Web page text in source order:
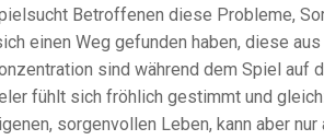
Betroffenen diese Probleme,
einen Weg gefunden haben, diese
sind während dem Spiel auf
fühlt sich fröhlich gestimmt und
sorgenvollen Leben, kann aber